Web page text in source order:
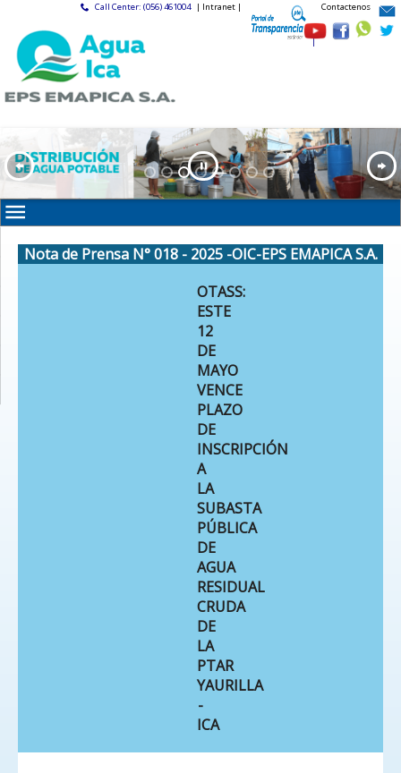
Call Center: (056) 461004 | Intranet |
|
Contactenos
Nota de Prensa N° 018 - 2025 -OIC-EPS EMAPICA S.A.
OTASS:
ESTE
12
DE
MAYO
VENCE
PLAZO
DE
INSCRIPCIÓN
A
LA
SUBASTA
PÚBLICA
DE
AGUA
RESIDUAL
CRUDA
DE
LA
PTAR
YAURILLA
-
ICA